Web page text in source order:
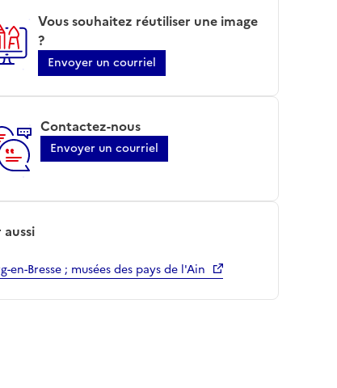
Vous souhaitez réutiliser une image
?
Envoyer un courriel
Contactez-nous
Envoyer un courriel
en-Bresse ; musées des pays de l'Ain